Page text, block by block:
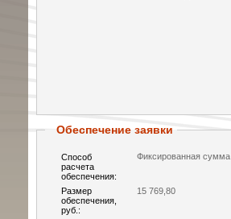
Обеспечение заявки
Способ
расчета
обеспечения:
Фиксированная сумма
Размер
обеспечения,
руб.:
15 769,80